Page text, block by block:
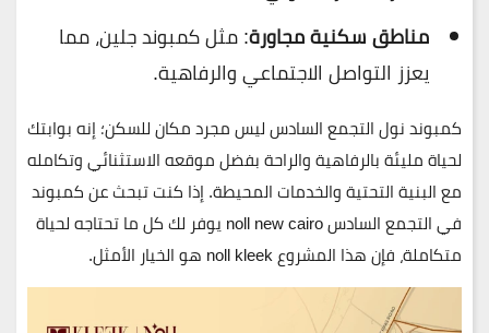
مناطق سكنية مجاورة: مثل كمبوند جلين، مما
يعزز التواصل الاجتماعي والرفاهية.
كمبوند نول التجمع السادسليس مجرد مكان للسكن؛ إنه بوابتك
لحياة مليئة بالرفاهية والراحة بفضل موقعه الاستثنائي وتكامله
مع البنية التحتية والخدمات المحيطة. إذا كنت تبحث عنكمبوند
في التجمع السادس noll new cairo
يوفر لك كل ما تحتاجه لحياة
متكاملة، فإن هذا المشروع noll kleek هو الخيار الأمثل.